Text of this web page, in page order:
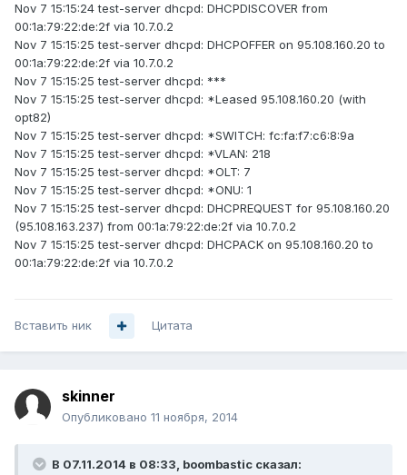
Nov 7 15:15:24 test-server dhcpd: DHCPDISCOVER from
00:1a:79:22:de:2f via 10.7.0.2
Nov 7 15:15:25 test-server dhcpd: DHCPOFFER on 95.108.160.20 to
00:1a:79:22:de:2f via 10.7.0.2
Nov 7 15:15:25 test-server dhcpd: ***
Nov 7 15:15:25 test-server dhcpd: *Leased 95.108.160.20 (with
opt82)
Nov 7 15:15:25 test-server dhcpd: *SWITCH: fc:fa:f7:c6:8:9a
Nov 7 15:15:25 test-server dhcpd: *VLAN: 218
Nov 7 15:15:25 test-server dhcpd: *OLT: 7
Nov 7 15:15:25 test-server dhcpd: *ONU: 1
Nov 7 15:15:25 test-server dhcpd: DHCPREQUEST for 95.108.160.20
(95.108.163.237) from 00:1a:79:22:de:2f via 10.7.0.2
Nov 7 15:15:25 test-server dhcpd: DHCPACK on 95.108.160.20 to
00:1a:79:22:de:2f via 10.7.0.2
Вставить ник Цитата
skinner
Опубликовано 11 ноября, 2014
В 07.11.2014 в 08:33, boombastic сказал: